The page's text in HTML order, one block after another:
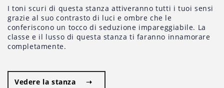
I toni scuri di questa stanza attiveranno tutti i tuoi sensi
grazie al suo contrasto di luci e ombre che le
conferiscono un tocco di seduzione impareggiabile. La
classe e il lusso di questa stanza ti faranno innamorare
completamente.
Vedere la stanza